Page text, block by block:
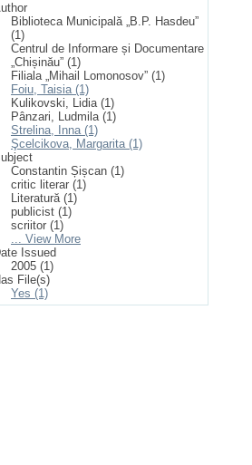
Biblioteca Municipală „B.P. Hasdeu”
(1)
Centrul de Informare și Documentare
„Chișinău” (1)
Filiala „Mihail Lomonosov” (1)
Foiu, Taisia (1)
Kulikovski, Lidia (1)
Pânzari, Ludmila (1)
Strelina, Inna (1)
Şcelcikova, Margarita (1)
Constantin Șișcan (1)
critic literar (1)
Literatură (1)
publicist (1)
scriitor (1)
... View More
Issued
2005 (1)
File(s)
Yes (1)